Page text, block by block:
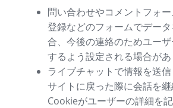
問い合わせやコメントフォ
登録などのフォームでデー
合、今後の連絡のためユー
するよう設定される場合があ
ライブチャットで情報を送
サイトに戻った際に会話を継
Cookieがユーザーの詳細を